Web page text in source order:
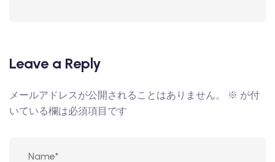
Leave a Reply
メールアドレスが公開されることはありません。 ※ が付
いている欄は必須項目です